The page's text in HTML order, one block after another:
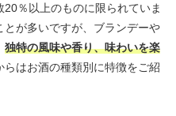
％以上のものに限られていま
が多いですが、ブランデーや
独特の風味や香り、味わいを楽
らはお酒の種類別に特徴をご紹